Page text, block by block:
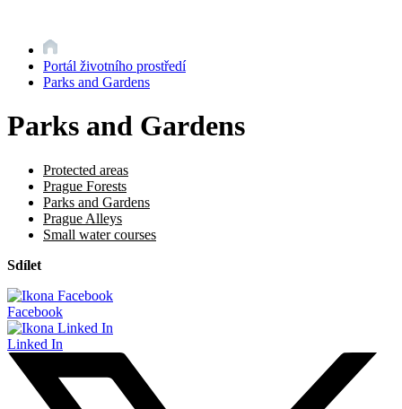
Portál životního prostředí
Parks and Gardens
Parks and Gardens
Protected areas
Prague Forests
Parks and Gardens
Prague Alleys
Small water courses
Sdílet
Facebook
Linked In